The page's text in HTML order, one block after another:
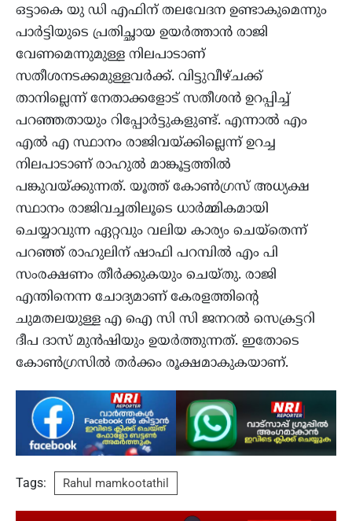
ഒട്ടാകെ യു ഡി എഫിന് തലവേദന ഉണ്ടാകുമെന്നും
പാർട്ടിയുടെ പ്രതിച്ഛായ ഉയർത്താൻ രാജി
വേണമെന്നുമുള്ള നിലപാടാണ്
സതീശനടക്കമുള്ളവർക്ക്. വിട്ടുവീഴ്ചക്ക്
താനില്ലെന്ന് നേതാക്കളോട് സതീശൻ ഉറപ്പിച്ച്
പറഞ്ഞതായും റിപ്പോർട്ടുകളുണ്ട്. എന്നാൽ എം
എൽ എ സ്ഥാനം രാജിവയ്ക്കില്ലെന്ന് ഉറച്ച
നിലപാടാണ് രാഹുൽ മാങ്കൂട്ടത്തിൽ
പങ്കുവയ്ക്കുന്നത്. യൂത്ത് കോൺഗ്രസ് അധ്യക്ഷ
സ്ഥാനം രാജിവച്ചതിലൂടെ ധാർമ്മികമായി
ചെയ്യാവുന്ന ഏറ്റവും വലിയ കാര്യം ചെയ്തെന്ന്
പറഞ്ഞ് രാഹുലിന് ഷാഫി പറമ്പിൽ എം പി
സംരക്ഷണം തീർക്കുകയും ചെയ്തു. രാജി
എന്തിനെന്ന ചോദ്യമാണ് കേരളത്തിന്‍റെ
ചുമതലയുള്ള എ ഐ സി സി ജനറൽ സെക്രട്ടറി
ദീപ ദാസ് മുൻഷിയും ഉയർത്തുന്നത്. ഇതോടെ
കോൺഗ്രസിൽ തർക്കം രൂക്ഷമാകുകയാണ്.
Tags: Rahul mamkootathil